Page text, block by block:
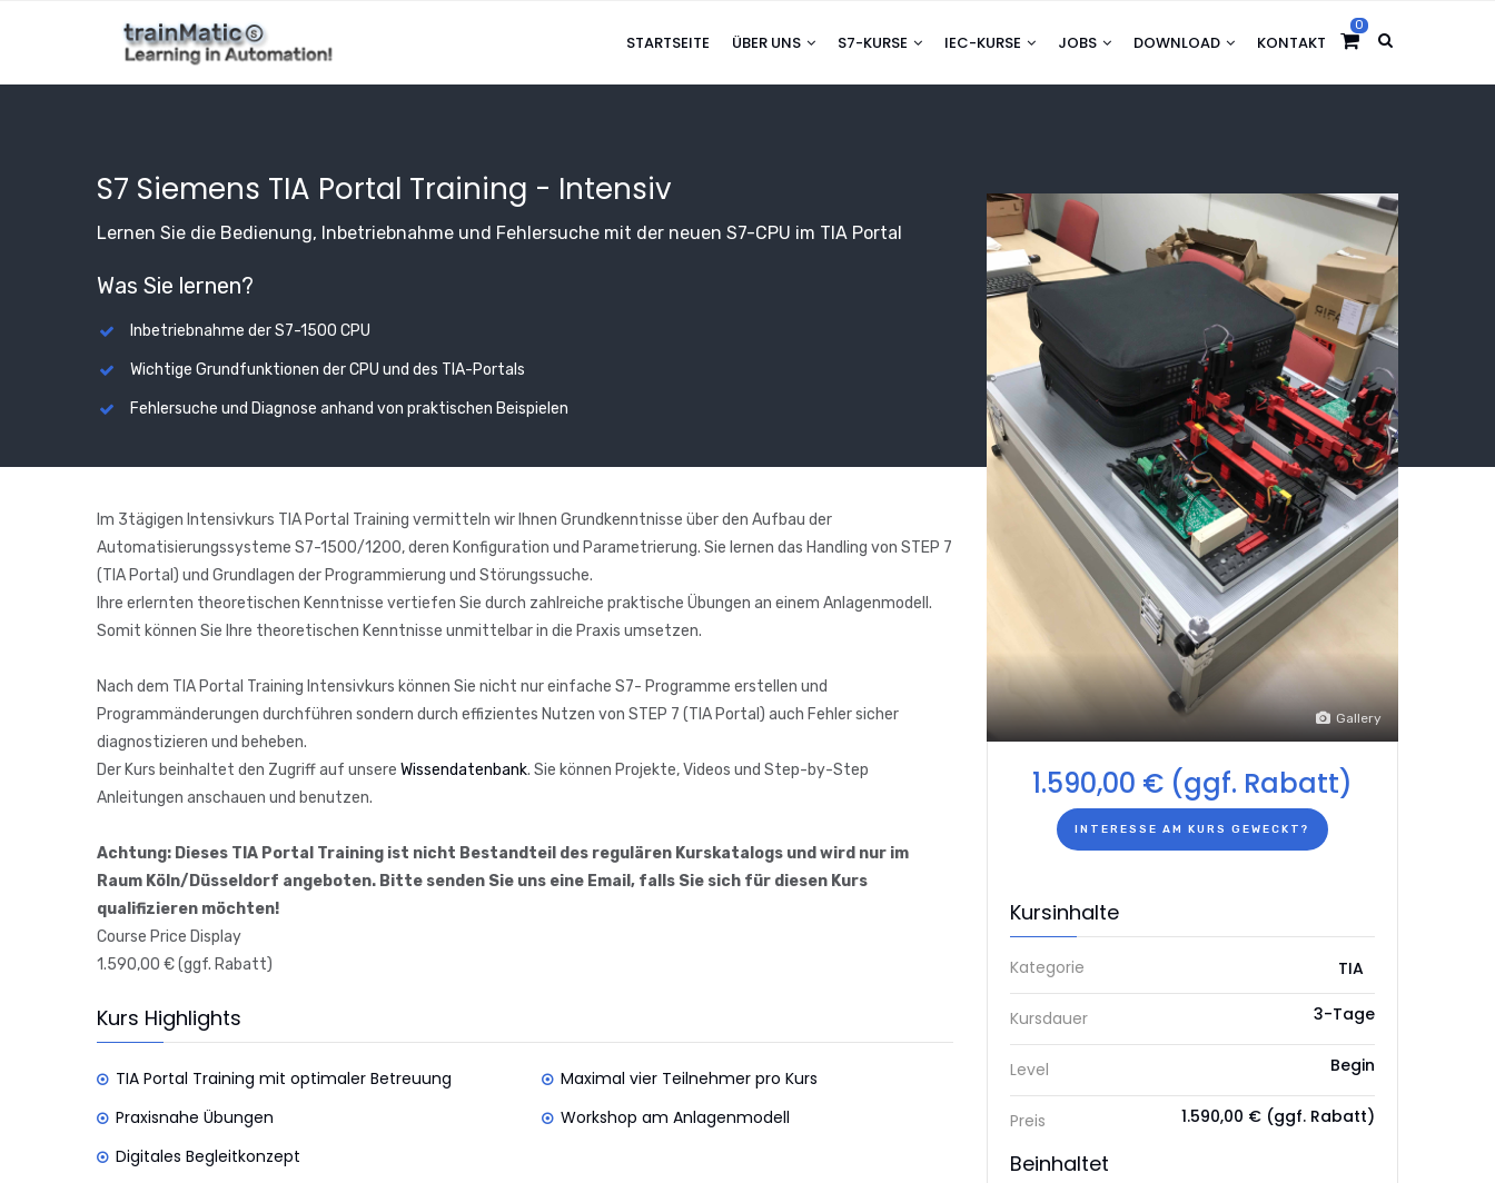
STARTSEITE ÜBER UNS S7-KURSE IEC-KURSE JOBS DOWNLOAD KONTAKT
0
S7 Siemens TIA Portal Training - Intensiv
Lernen Sie die Bedienung, Inbetriebnahme und Fehlersuche mit der neuen S7-CPU im TIA Portal
Was Sie lernen?
Inbetriebnahme der S7-1500 CPU
Wichtige Grundfunktionen der CPU und des TIA-Portals
Fehlersuche und Diagnose anhand von praktischen Beispielen
Gallery
1.590,00 € (ggf. Rabatt)
INTERESSE AM KURS GEWECKT?
Kursinhalte
Kategorie TIA
Kursdauer 3-Tage
Level Begin
Preis 1.590,00 € (ggf. Rabatt)
Beinhaltet
Im 3tägigen Intensivkurs TIA Portal Training vermitteln wir Ihnen Grundkenntnisse über den Aufbau der
Automatisierungssysteme S7-1500/1200, deren Konfiguration und Parametrierung. Sie lernen das Handling von STEP 7
(TIA Portal) und Grundlagen der Programmierung und Störungssuche.
Ihre erlernten theoretischen Kenntnisse vertiefen Sie durch zahlreiche praktische Übungen an einem Anlagenmodell.
Somit können Sie Ihre theoretischen Kenntnisse unmittelbar in die Praxis umsetzen.
Nach dem TIA Portal Training Intensivkurs können Sie nicht nur einfache S7- Programme erstellen und
Programmänderungen durchführen sondern durch effizientes Nutzen von STEP 7 (TIA Portal) auch Fehler sicher
diagnostizieren und beheben.
Der Kurs beinhaltet den Zugriff auf unsere Wissendatenbank. Sie können Projekte, Videos und Step-by-Step
Anleitungen anschauen und benutzen.
Achtung: Dieses TIA Portal Training ist nicht Bestandteil des regulären Kurskatalogs und wird nur im
Raum Köln/Düsseldorf angeboten. Bitte senden Sie uns eine Email, falls Sie sich für diesen Kurs
qualifizieren möchten!
Course Price Display
1.590,00 € (ggf. Rabatt)
Kurs Highlights
TIA Portal Training mit optimaler Betreuung
Maximal vier Teilnehmer pro Kurs
Praxisnahe Übungen
Workshop am Anlagenmodell
Digitales Begleitkonzept